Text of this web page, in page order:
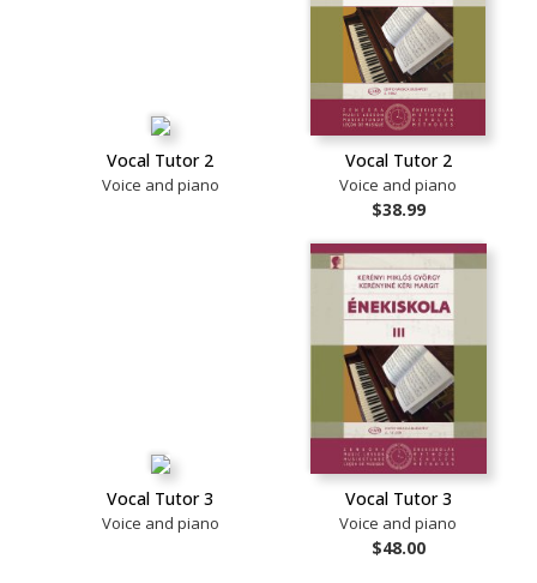
Vocal Tutor 2
Voice and piano
Vocal Tutor 2
Voice and piano
$38.99
Vocal Tutor 3
Voice and piano
Vocal Tutor 3
Voice and piano
$48.00